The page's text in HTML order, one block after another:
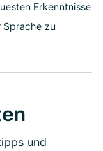
Erkenntnisse
Sprache zu
und